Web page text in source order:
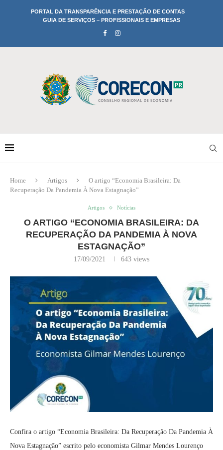
PORTAL DA TRANSPARÊNCIA E PRESTAÇÃO DE CONTAS
GUIA DE SERVIÇOS – PROFISSIONAIS E EMPRESAS
Home Artigos
O artigo “Economia Brasileira: Da
Recuperação Da Pandemia À Nova Estagnação”
Artigos Notícias
O ARTIGO “ECONOMIA BRASILEIRA: DA
RECUPERAÇÃO DA PANDEMIA À NOVA
ESTAGNAÇÃO”
17/09/2021 643 views
Confira o artigo “Economia Brasileira: Da Recuperação Da Pandemia À
Nova Estagnação” escrito pelo economista Gilmar Mendes Lourenço